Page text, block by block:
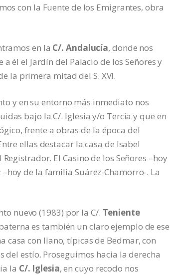
con la Fuente de los Emigrantes, obra
en la C/. Andalucía, donde nos
él el Jardín del Palacio de los Señores y
la primera mitad del S. XVI.
y en su entorno más inmediato nos
bajo la C/. Iglesia y/o Tercia y que en
frente a obras de la época del
ellas destacar la casa de Isabel
El Casino de los Señores –hoy
–hoy de la familia Suárez-Chamorro-. La
nuevo (1983) por la C/. Teniente
es también un claro ejemplo de ese
casa con llano, típicas de Bedmar, con
estío. Proseguimos hacia la derecha
la C/. Iglesia, en cuyo recodo nos